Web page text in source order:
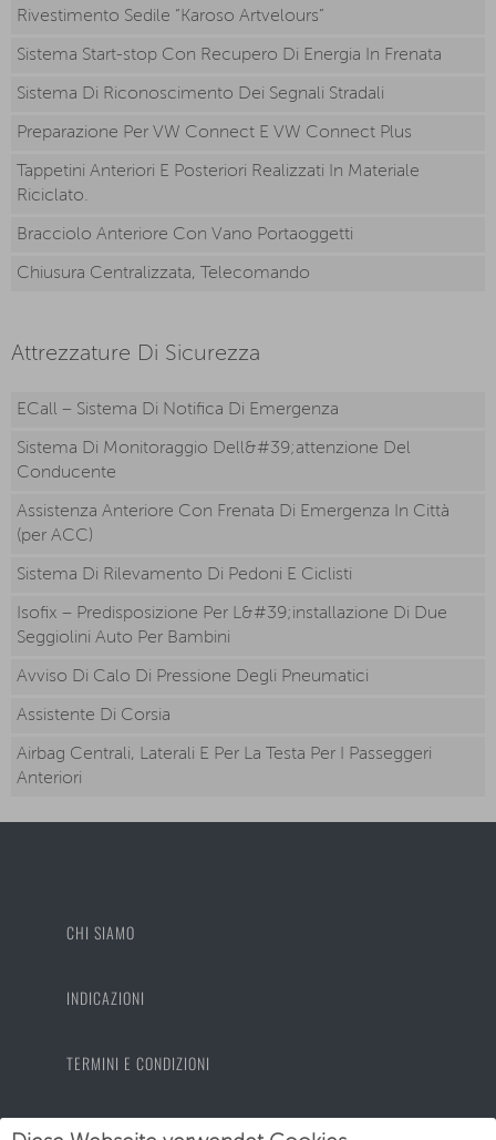
Rivestimento Sedile “Karoso Artvelours”
Sistema Start-stop Con Recupero Di Energia In Frenata
Sistema Di Riconoscimento Dei Segnali Stradali
Preparazione Per VW Connect E VW Connect Plus
Tappetini Anteriori E Posteriori Realizzati In Materiale
Riciclato.
Bracciolo Anteriore Con Vano Portaoggetti
Chiusura Centralizzata, Telecomando
Attrezzature Di Sicurezza
ECall – Sistema Di Notifica Di Emergenza
Sistema Di Monitoraggio Dell&#39;attenzione Del
Conducente
Assistenza Anteriore Con Frenata Di Emergenza In Città
(per ACC)
Sistema Di Rilevamento Di Pedoni E Ciclisti
Isofix – Predisposizione Per L&#39;installazione Di Due
Seggiolini Auto Per Bambini
Avviso Di Calo Di Pressione Degli Pneumatici
Assistente Di Corsia
Airbag Centrali, Laterali E Per La Testa Per I Passeggeri
Anteriori
CHI SIAMO
INDICAZIONI
TERMINI E CONDIZIONI
PROTEZIONE DEI DATI